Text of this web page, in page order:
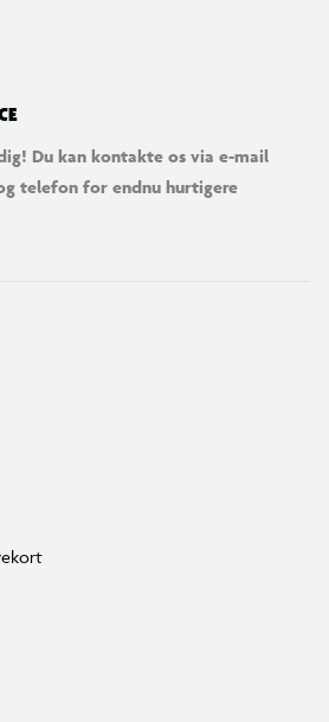
Du kan kontakte os via e-mail
telefon for endnu hurtigere